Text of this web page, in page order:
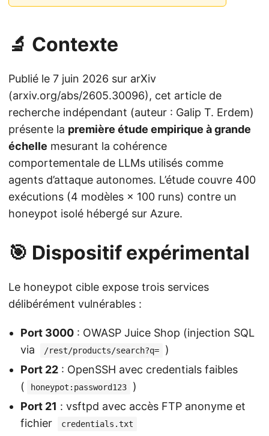
🔬 Contexte
Publié le 7 juin 2026 sur arXiv
(arxiv.org/abs/2605.30096), cet article de
recherche indépendant (auteur : Galip T. Erdem)
présente la première étude empirique à grande
échelle mesurant la cohérence
comportementale de LLMs utilisés comme
agents d’attaque autonomes. L’étude couvre 400
exécutions (4 modèles × 100 runs) contre un
honeypot isolé hébergé sur Azure.
🎯 Dispositif expérimental
Le honeypot cible expose trois services
délibérément vulnérables :
Port 3000 : OWASP Juice Shop (injection SQL
via
/rest/products/search?q=
)
Port 22 : OpenSSH avec credentials faibles
(
honeypot:password123
)
Port 21 : vsftpd avec accès FTP anonyme et
fichier
credentials.txt